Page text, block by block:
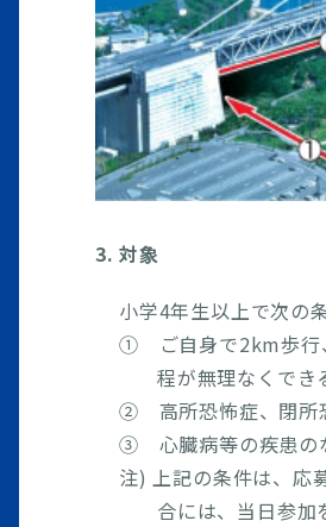
3. 対象
小学4年生以上で次の
① ご自身で2km歩行
程が無理なくでき
② 高所恐怖症、閉所
③ 心臓病等の疾患の
注) 上記の条件は、応
合には、当日参加